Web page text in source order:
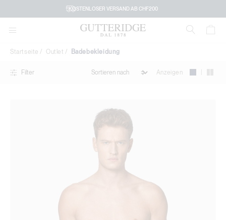
KOSTENLOSER VERSAND AB CHF200
Badebekleidung
Startseite Outlet Badebekleidung
Filter Anzeigen